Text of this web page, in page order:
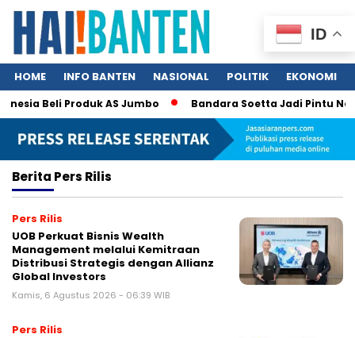
HOME INFO BANTEN NASIONAL POLITIK EKONOMI
Beli Produk AS Jumbo Bandara Soetta Jadi Pintu
Berita Pers Rilis
Pers Rilis
UOB Perkuat Bisnis Wealth
Management melalui Kemitraan
Distribusi Strategis dengan Allianz
Global Investors
Kamis, 6 Agustus 2026 - 06:39 WIB
Pers Rilis
ID